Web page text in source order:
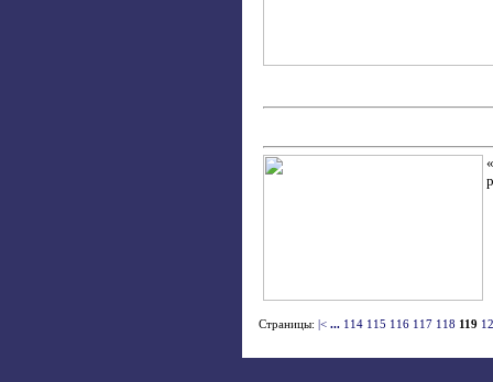
Страницы: |< ... 114 115 116 117 118 119